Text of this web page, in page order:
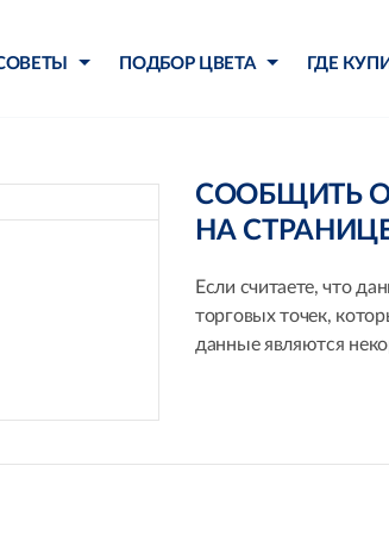
ПОДБОР ЦВЕТА ГДЕ
СООБЩИТЬ
НА
Если считаете, что
торговых точек,
данные являются